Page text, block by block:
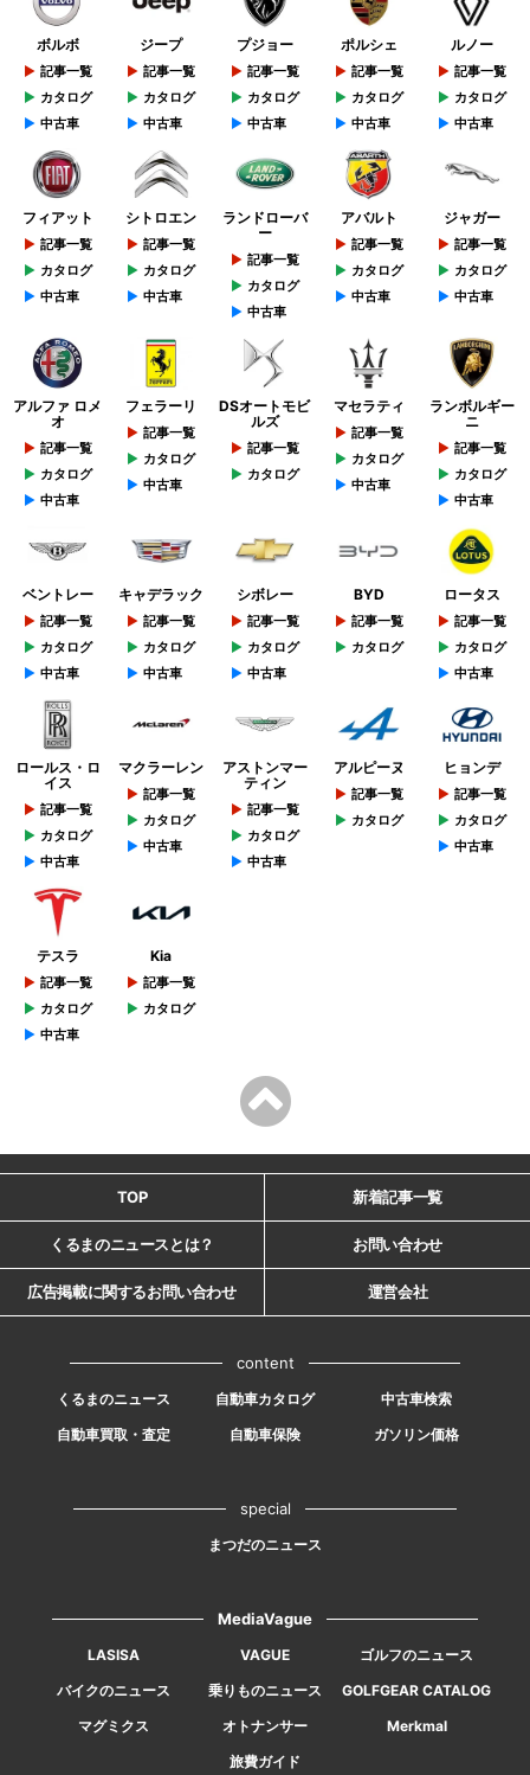
ボルボ
記事一覧
カタログ
中古車
ジープ
記事一覧
カタログ
中古車
プジョー
記事一覧
カタログ
中古車
ポルシェ
記事一覧
カタログ
中古車
ルノー
記事一覧
カタログ
中古車
フィアット
記事一覧
カタログ
中古車
シトロエン
記事一覧
カタログ
中古車
ランドローバ
ー
記事一覧
カタログ
中古車
アバルト
記事一覧
カタログ
中古車
ジャガー
記事一覧
カタログ
中古車
アルファ ロメ
オ
記事一覧
カタログ
中古車
フェラーリ
記事一覧
カタログ
中古車
DSオートモビ
ルズ
記事一覧
カタログ
マセラティ
記事一覧
カタログ
中古車
ランボルギー
ニ
記事一覧
カタログ
中古車
ベントレー
記事一覧
カタログ
中古車
キャデラック
記事一覧
カタログ
中古車
シボレー
記事一覧
カタログ
中古車
BYD
記事一覧
カタログ
ロータス
記事一覧
カタログ
中古車
ロールス・ロ
イス
記事一覧
カタログ
中古車
マクラーレン
記事一覧
カタログ
中古車
アストンマー
ティン
記事一覧
カタログ
中古車
アルピーヌ
記事一覧
カタログ
ヒョンデ
記事一覧
カタログ
中古車
テスラ
記事一覧
カタログ
中古車
Kia
記事一覧
カタログ
TOP 新着記事一覧
くるまのニュースとは？ お問い合わせ
広告掲載に関するお問い合わせ 運営会社
content
くるまのニュース 自動車カタログ
中古車検索
自動車買取・査定
自動車保険 ガソリン価格
special
まつだのニュース
MediaVague
LASISA VAGUE
ゴルフのニュース
バイクのニュース
乗りものニュース
GOLFGEAR CATALOG
マグミクス
オトナンサー
Merkmal
旅費ガイド